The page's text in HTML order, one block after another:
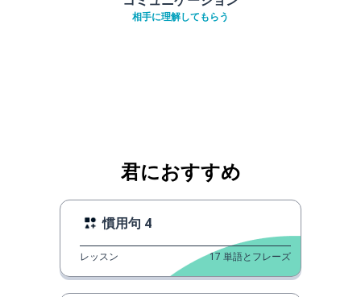
相手に理解してもらう
君におすすめ
慣用句 4
レッスン 17 単語とフレーズ